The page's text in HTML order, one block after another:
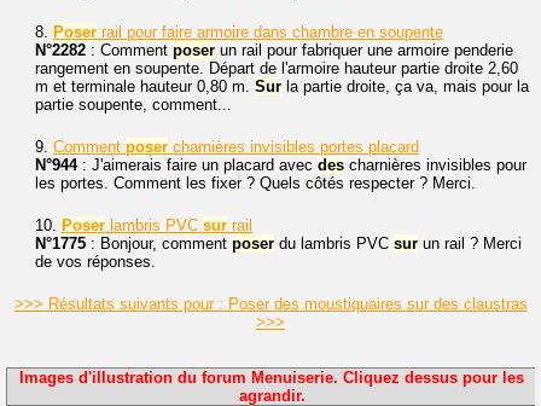
8. Poser rail pour faire armoire dans chambre en soupente
N°2282 : Comment poser un rail pour fabriquer une armoire penderie
rangement en soupente. Départ de l'armoire hauteur partie droite 2,60
m et terminale hauteur 0,80 m. Sur la partie droite, ça va, mais pour la
partie soupente, comment...
9. Comment poser charnières invisibles portes placard
N°944: J'aimerais faire un placard avec des charnières invisibles pour
les portes. Comment les fixer ? Quels côtés respecter ? Merci.
10. Poser lambris PVC sur rail
N°1775 : Bonjour, comment poser du lambris PVC sur un rail ? Merci
de vos réponses.
>>> Résultats suivants pour : Poser des moustiquaires sur des claustras
>>>
Images d'illustration du forum Menuiserie. Cliquez dessus pour les
agrandir.